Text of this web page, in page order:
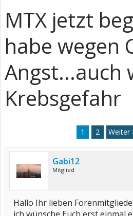
MTX jetzt
habe wegen
Angst...auch
Krebsgefahr
1 2 Weiter
Gabi12
Mitglied
Hallo Ihr lieben